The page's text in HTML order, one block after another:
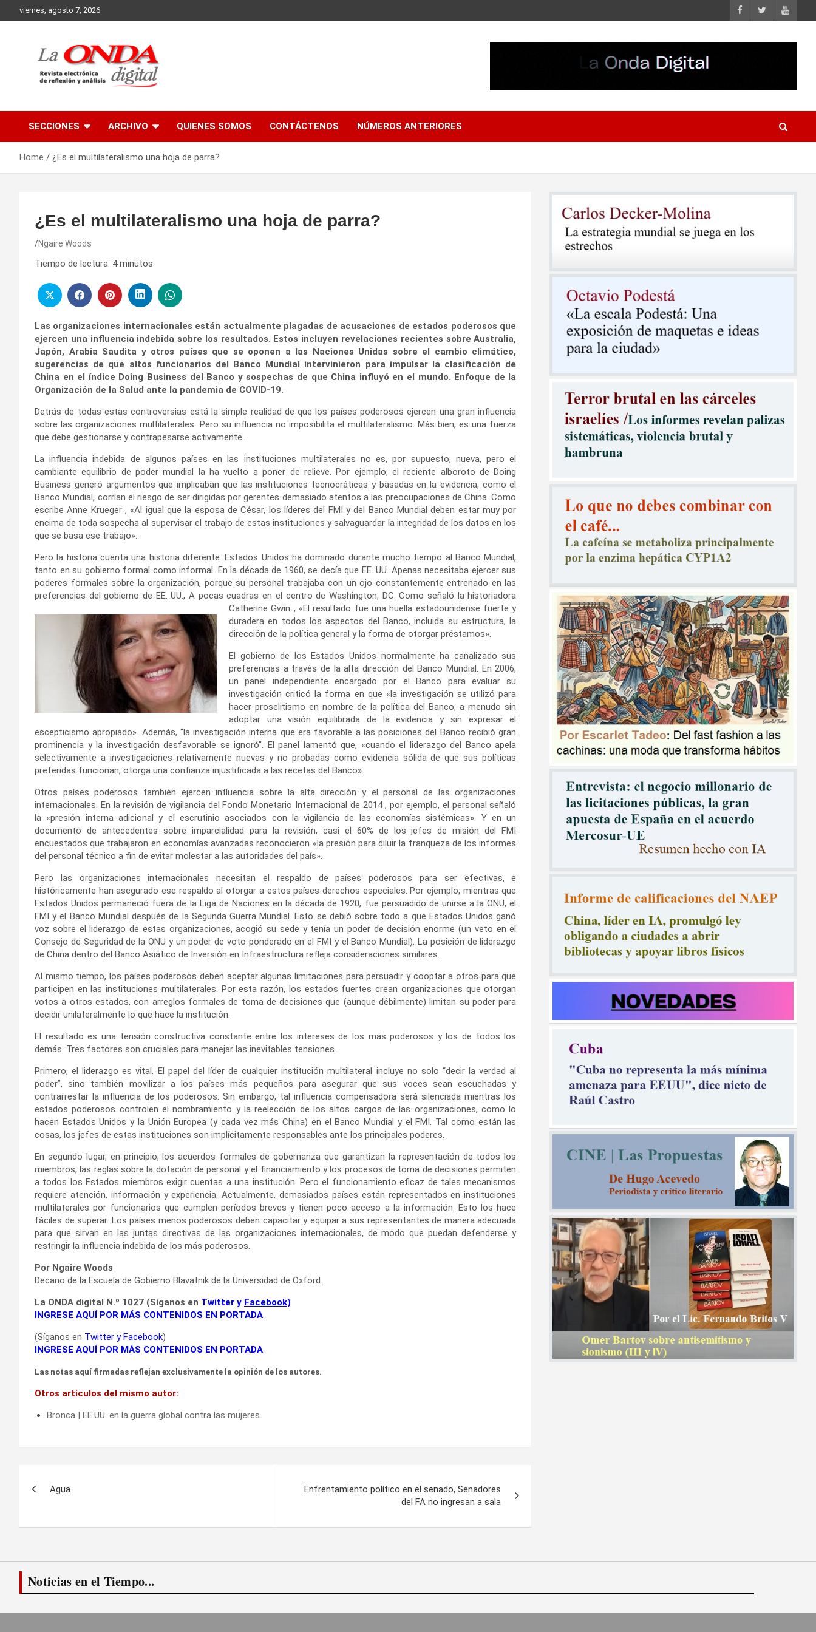
to
viernes, agosto 7, 2026
SECCIONES ARCHIVO QUIENES SOMOS CONTÁCTENOS NÚMEROS ANTERIORES
Home ¿Es el multilateralismo una hoja de parra?
¿Es el multilateralismo una hoja de parra?
Ngaire Woods
Tiempo de lectura: 4 minutos
Las organizaciones internacionales están actualmente plagadas de acusaciones de estados poderosos que
ejercen una influencia indebida sobre los resultados. Estos incluyen revelaciones recientes sobre Australia,
Japón, Arabia Saudita y otros países que se oponen a las Naciones Unidas sobre el cambio climático,
sugerencias de que altos funcionarios del Banco Mundial intervinieron para impulsar la clasificación de
China en el índice Doing Business del Banco y sospechas de que China influyó en el mundo. Enfoque de la
Organización de la Salud ante la pandemia de COVID-19.
Detrás de todas estas controversias está la simple realidad de que los países poderosos ejercen una gran influencia
sobre las organizaciones multilaterales. Pero su influencia no imposibilita el multilateralismo. Más bien, es una fuerza
que debe gestionarse y contrapesarse activamente.
La influencia indebida de algunos países en las instituciones multilaterales no es, por supuesto, nueva, pero el
cambiante equilibrio de poder mundial la ha vuelto a poner de relieve. Por ejemplo, el reciente alboroto de Doing
Business generó argumentos que implicaban que las instituciones tecnocráticas y basadas en la evidencia, como el
Banco Mundial, corrían el riesgo de ser dirigidas por gerentes demasiado atentos a las preocupaciones de China. Como
escribe Anne Krueger , «Al igual que la esposa de César, los líderes del FMI y del Banco Mundial deben estar muy por
encima de toda sospecha al supervisar el trabajo de estas instituciones y salvaguardar la integridad de los datos en los
que se basa ese trabajo».
Pero la historia cuenta una historia diferente. Estados Unidos ha dominado durante mucho tiempo al Banco Mundial,
tanto en su gobierno formal como informal. En la década de 1960, se decía que EE. UU. Apenas necesitaba ejercer sus
poderes formales sobre la organización, porque su personal trabajaba con un ojo constantemente entrenado en las
preferencias del gobierno de EE. UU., A pocas cuadras en el centro de Washington, DC. Como señaló la historiadora
CatherineGwin , «El resultado fue una huella estadounidense fuerte y
duradera en todos los aspectos del Banco, incluida su estructura, la
dirección de la política general y la forma de otorgar préstamos».
El gobierno de los Estados Unidos normalmente ha canalizado sus
preferencias a través de la alta dirección del Banco Mundial. En 2006,
un panel independiente encargado por el Banco para evaluar su
investigación criticó la forma en que «la investigación se utilizó para
hacer proselitismo en nombre de la política del Banco, a menudo sin
adoptar una visión equilibrada de la evidencia y sin expresar el
escepticismo apropiado». Además, “la investigación interna que era favorable a las posiciones del Banco recibió gran
prominencia y la investigación desfavorable se ignoró”. El panel lamentó que, «cuando el liderazgo del Banco apela
selectivamente a investigaciones relativamente nuevas y no probadas como evidencia sólida de que sus políticas
preferidas funcionan, otorga una confianza injustificada a las recetas del Banco».
Otros países poderosos también ejercen influencia sobre la alta dirección y el personal de las organizaciones
internacionales. En la revisión de vigilancia del Fondo Monetario Internacional de 2014 , por ejemplo, el personal señaló
la «presión interna adicional y el escrutinio asociados con la vigilancia de las economías sistémicas». Y en un
documento de antecedentes sobre imparcialidad para la revisión, casi el 60% de los jefes de misión del FMI
encuestados que trabajaron en economías avanzadas reconocieron «la presión para diluir la franqueza de los informes
del personal técnico a fin de evitar molestar a las autoridades del país».
Pero las organizaciones internacionales necesitan el respaldo de países poderosos para ser efectivas, e
históricamente han asegurado ese respaldo al otorgar a estos países derechos especiales. Por ejemplo, mientras que
Estados Unidos permaneció fuera de la Liga de Naciones en la década de 1920, fue persuadido de unirse a la ONU, el
FMI y el Banco Mundial después de la Segunda Guerra Mundial. Esto se debió sobre todo a que Estados Unidos ganó
voz sobre el liderazgo de estas organizaciones, acogió su sede y tenía un poder de decisión enorme (un veto en el
Consejo de Seguridad de la ONU y un poder de voto ponderado en el FMI y el Banco Mundial). La posición de liderazgo
de China dentro del Banco Asiático de Inversión en Infraestructura refleja consideraciones similares.
Al mismo tiempo, los países poderosos deben aceptar algunas limitaciones para persuadir y cooptar a otros para que
participen en las instituciones multilaterales. Por esta razón, los estados fuertes crean organizaciones que otorgan
votos a otros estados, con arreglos formales de toma de decisiones que (aunque débilmente) limitan su poder para
decidir unilateralmente lo que hace la institución.
El resultado es una tensión constructiva constante entre los intereses de los más poderosos y los de todos los
demás. Tres factores son cruciales para manejar las inevitables tensiones.
Primero, el liderazgo es vital. El papel del líder de cualquier institución multilateral incluye no solo “decir la verdad al
poder”, sino también movilizar a los países más pequeños para asegurar que sus voces sean escuchadas y
contrarrestar la influencia de los poderosos. Sin embargo, tal influencia compensadora será silenciada mientras los
estados poderosos controlen el nombramiento y la reelección de los altos cargos de las organizaciones, como lo
hacen Estados Unidos y la Unión Europea (y cada vez más China) en el Banco Mundial y el FMI. Tal como están las
cosas, los jefes de estas instituciones son implícitamente responsables ante los principales poderes.
En segundo lugar, en principio, los acuerdos formales de gobernanza que garantizan la representación de todos los
miembros, las reglas sobre la dotación de personal y el financiamiento y los procesos de toma de decisiones permiten
a todos los Estados miembros exigir cuentas a una institución. Pero el funcionamiento eficaz de tales mecanismos
requiere atención, información y experiencia. Actualmente, demasiados países están representados en instituciones
multilaterales por funcionarios que cumplen períodos breves y tienen poco acceso a la información. Esto los hace
fáciles de superar. Los países menos poderosos deben capacitar y equipar a sus representantes de manera adecuada
para que sirvan en las juntas directivas de las organizaciones internacionales, de modo que puedan defenderse y
restringir la influencia indebida de los más poderosos.
Por Ngaire Woods
Decano de la Escuela de Gobierno Blavatnik de la Universidad de Oxford.
La ONDA digital N.º 1027 (Síganos en Twitter y Facebook)
INGRESE AQUÍ POR MÁS CONTENIDOS EN PORTADA
(Síganos en Twitter yFacebook)
INGRESE AQUÍ POR MÁS CONTENIDOS EN PORTADA
Las notas aquí firmadas reflejan exclusivamente la opinión de los autores.
Otros artículos del mismo autor:
Bronca | EE.UU. en la guerra global contra las mujeres
entradas
Agua
Enfrentamiento político en el senado, Senadores
del FA no ingresan a sala
Noticias en el Tiempo...